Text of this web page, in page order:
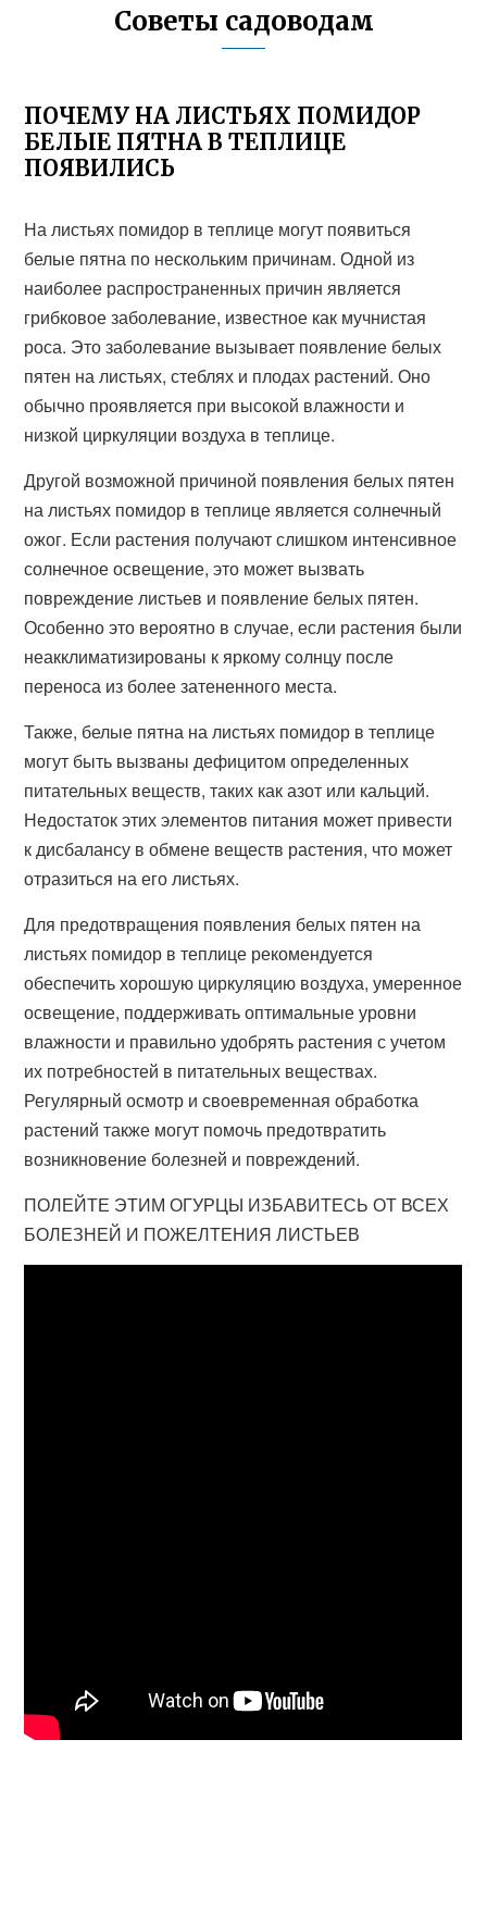
Советы садоводам
ПОЧЕМУ НА ЛИСТЬЯХ ПОМИДОР
БЕЛЫЕ ПЯТНА В ТЕПЛИЦЕ
ПОЯВИЛИСЬ
На листьях помидор в теплице могут появиться
белые пятна по нескольким причинам. Одной из
наиболее распространенных причин является
грибковое заболевание, известное как мучнистая
роса. Это заболевание вызывает появление белых
пятен на листьях, стеблях и плодах растений. Оно
обычно проявляется при высокой влажности и
низкой циркуляции воздуха в теплице.
Другой возможной причиной появления белых пятен
на листьях помидор в теплице является солнечный
ожог. Если растения получают слишком интенсивное
солнечное освещение, это может вызвать
повреждение листьев и появление белых пятен.
Особенно это вероятно в случае, если растения были
неакклиматизированы к яркому солнцу после
переноса из более затененного места.
Также, белые пятна на листьях помидор в теплице
могут быть вызваны дефицитом определенных
питательных веществ, таких как азот или кальций.
Недостаток этих элементов питания может привести
к дисбалансу в обмене веществ растения, что может
отразиться на его листьях.
Для предотвращения появления белых пятен на
листьях помидор в теплице рекомендуется
обеспечить хорошую циркуляцию воздуха, умеренное
освещение, поддерживать оптимальные уровни
влажности и правильно удобрять растения с учетом
их потребностей в питательных веществах.
Регулярный осмотр и своевременная обработка
растений также могут помочь предотвратить
возникновение болезней и повреждений.
ПОЛЕЙТЕ ЭТИМ ОГУРЦЫ ИЗБАВИТЕСЬ ОТ ВСЕХ
БОЛЕЗНЕЙ И ПОЖЕЛТЕНИЯ ЛИСТЬЕВ